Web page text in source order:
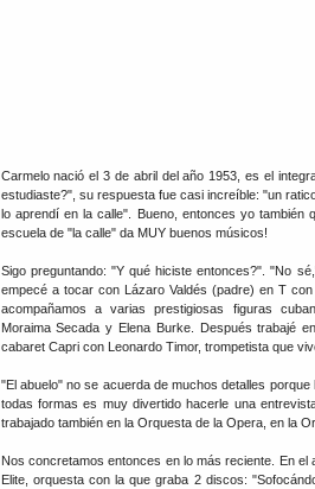
Carmelo nació el 3 de abril del año 1953, es el
estudiaste?", su respuesta fue casi increíble: "un
lo aprendí en la calle". Bueno, entonces yo también
escuela de "la calle" da MUY buenos músicos!
Sigo preguntando: "Y qué hiciste entonces?". "No
empecé a tocar con Lázaro Valdés (padre) en T
acompañamos a varias prestigiosas figuras
Moraima Secada y Elena Burke. Después trabajé
cabaret Capri con Leonardo Timor, trompetista que
"El abuelo" no se acuerda de muchos detalles
todas formas es muy divertido hacerle una
trabajado también en la Orquesta de la Opera, en la
Nos concretamos entonces en lo más reciente. En
Elite, orquesta con la que graba 2 discos: